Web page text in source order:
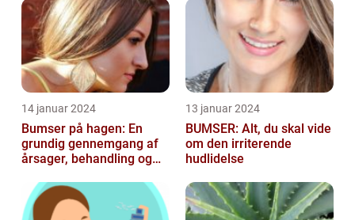
forebyggelse
14 januar 2024
Bumser på hagen: En
grundig gennemgang af
årsager, behandling og
13 januar 2024
BUMSER: Alt, du skal vide
om den irriterende
hudlidelse